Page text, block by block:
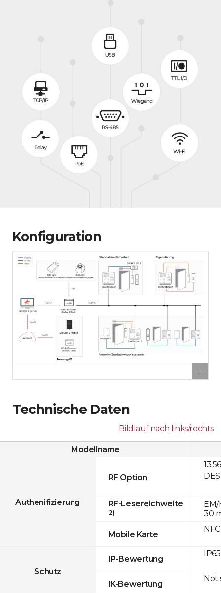
Konfiguration
Technische Daten
Bildlauf nach links/rechts
Modellname
Authenifizierung
RF Option
RF-Lesereichweite
2)
Mobile Karte
Schutz
IP-Bewertung
IK-Bewertung
EM/
30
NFC
IP65
Not